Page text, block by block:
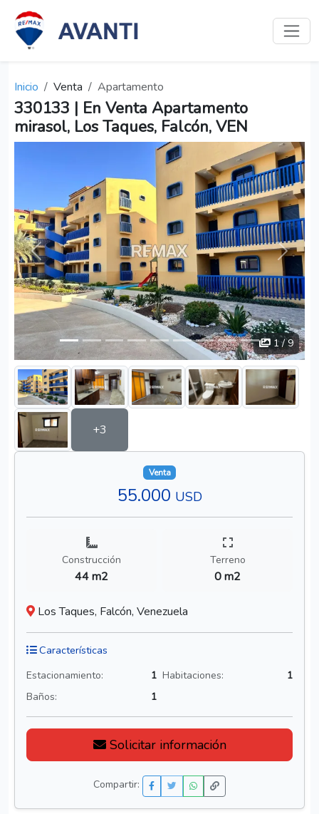
Inicio Venta Apartamento
330133 | En Venta Apartamento
mirasol, Los Taques, Falcón, VEN
Anterior
1/ 9
+3
Venta
55.000 USD
Construcción
44 m2
Terreno
0 m2
Los Taques, Falcón, Venezuela
Características
Estacionamiento: 1 Habitaciones:
1
Baños:
1
Solicitar información
Compartir: